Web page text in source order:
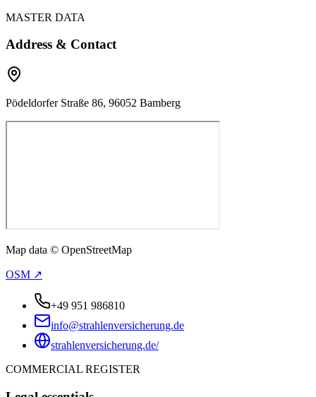
MASTER DATA
Address & Contact
Pödeldorfer Straße 86, 96052 Bamberg
Map data © OpenStreetMap
OSM ↗
+49 951 986810
info@strahlenversicherung.de
strahlenversicherung.de/
COMMERCIAL REGISTER